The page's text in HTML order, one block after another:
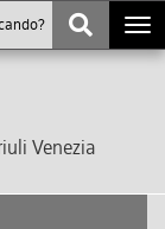
Venezia